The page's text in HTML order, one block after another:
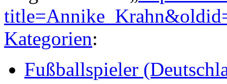
Kategorien:
Fußballspieler